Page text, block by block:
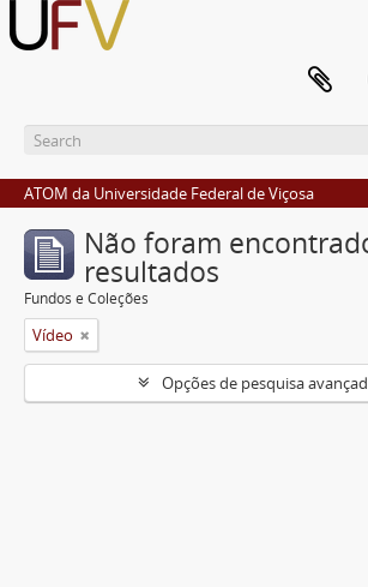
ATOM da Universidade Federal de Viçosa
Não foram
resultados
Fundos e Coleções
Vídeo
Opções de pesquisa